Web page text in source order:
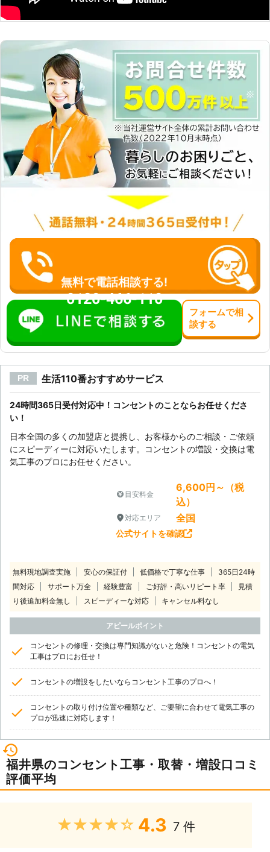
無料で電話相談する!
0120-466-110
フォームで相
談する
PR 生活110番おすすめサービス
24時間365日受付対応中！コンセントのことならお任せくださ
い！
日本全国の多くの加盟店と提携し、お客様からのご相談・ご依頼
にスピーディーに対応いたします。コンセントの増設・交換は電
気工事のプロにお任せください。
目安料金
6,600円～（税
込）
対応エリア 全国
公式サイトを確認
無料現地調査実施 安心の保証付 低価格で丁寧な仕事
365日24時
間対応
サポート万全 経験豊富 ご好評・高いリピート率
見積
り後追加料金無し
スピーディーな対応 キャンセル料なし
アピールポイント
コンセントの修理・交換は専門知識がないと危険！コンセントの電気
工事はプロにお任せ！
コンセントの増設をしたいならコンセント工事のプロへ！
コンセントの取り付け位置や種類など、ご要望に合わせて電気工事の
プロが迅速に対応します！
福井県のコンセント工事・取替・増設口コミ
評価平均
★★★★★ 4.3 7 件